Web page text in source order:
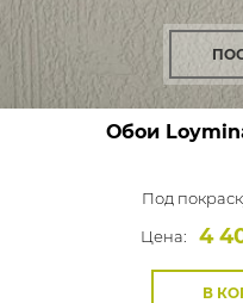
Обои
Под
Цена:
4
В